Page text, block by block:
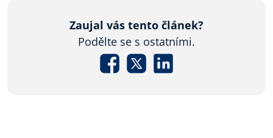
Zaujal vás tento článek?
Podělte se s ostatními.